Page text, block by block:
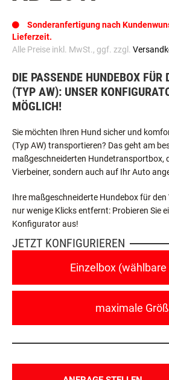
Sonderanfertigung nach
Lieferzeit.
Alle Preise inkl. MwSt., ggf. zzgl.
DIE PASSENDE HUNDEBOX FÜR
(TYP AW): UNSER
MÖGLICH!
Sie möchten Ihren Hund sicher und
(Typ AW) transportieren? Das geht am
maßgeschneiderten Hundetransportbox,
Vierbeiner, sondern auch auf Ihr Auto
Ihre maßgeschneiderte Hundebox für den
nur wenige Klicks entfernt: Probieren Sie
Konfigurator aus!
JETZT KONFIGURIEREN
Einzelbox (wählbare
maximale